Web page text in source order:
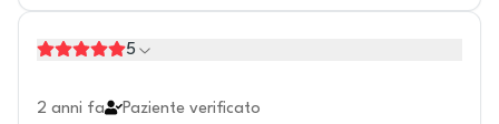
5
2 anni fa
Paziente verificato